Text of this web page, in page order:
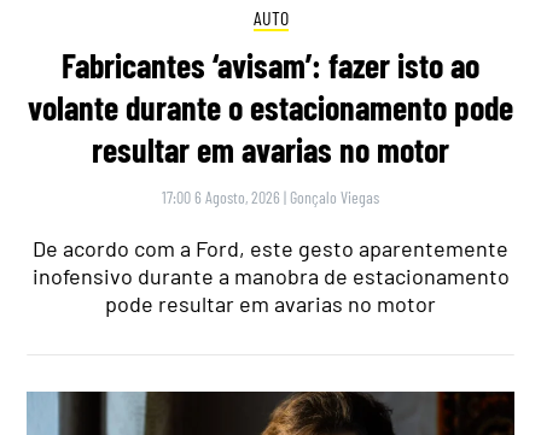
AUTO
Fabricantes ‘avisam’: fazer isto ao
volante durante o estacionamento pode
resultar em avarias no motor
17:00 6 Agosto, 2026 | Gonçalo Viegas
De acordo com a Ford, este gesto aparentemente
inofensivo durante a manobra de estacionamento
pode resultar em avarias no motor